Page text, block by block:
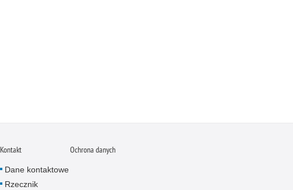
Kontakt
Dane kontaktowe
Rzecznik
Ochrona danych